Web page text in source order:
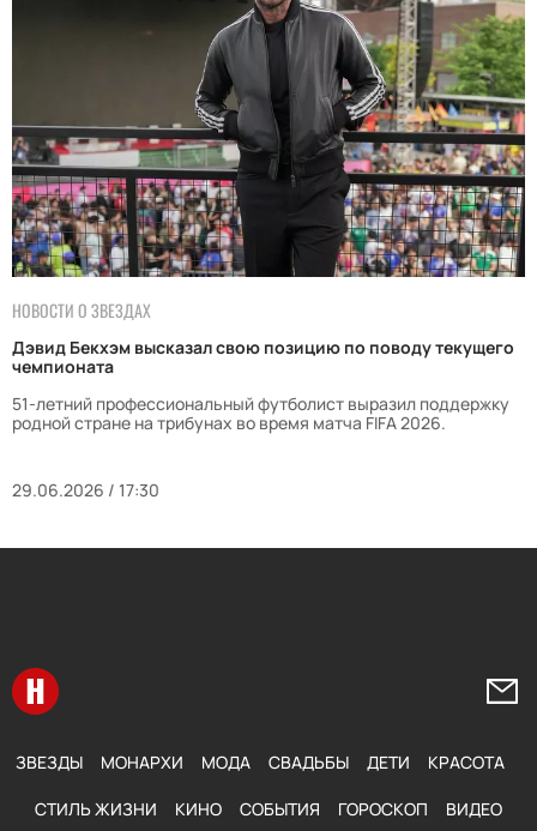
НОВОСТИ О ЗВЕЗДАХ
Дэвид Бекхэм высказал свою позицию по поводу текущего
чемпионата
51-летний профессиональный футболист выразил поддержку
родной стране на трибунах во время матча FIFA 2026.
29.06.2026 / 17:30
Перейти на главную
ЗВЕЗДЫ МОНАРХИ МОДА СВАДЬБЫ ДЕТИ КРАСОТА
СТИЛЬ ЖИЗНИ КИНО СОБЫТИЯ ГОРОСКОП ВИДЕО